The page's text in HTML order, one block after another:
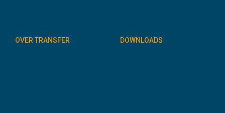
OVER TRANSFER DOWNLOADS